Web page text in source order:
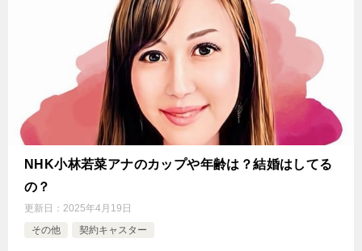
NHK小林若菜アナのカップや年齢は？結婚はしてる
の？
更新日： 2025年4月19日
その他
契約キャスター